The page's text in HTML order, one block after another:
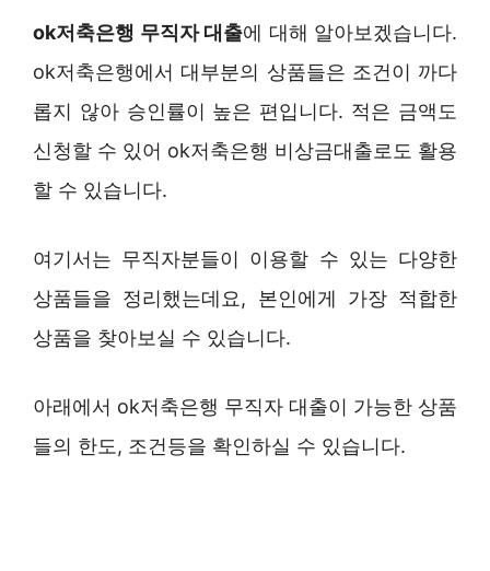
ok저축은행 무직자 대출에 대해 알아보겠습니다.
ok저축은행에서 대부분의 상품들은 조건이 까다
롭지 않아 승인률이 높은 편입니다. 적은 금액도
신청할 수 있어 ok저축은행 비상금대출로도 활용
할 수 있습니다.
여기서는 무직자분들이 이용할 수 있는 다양한
상품들을 정리했는데요, 본인에게 가장 적합한
상품을 찾아보실 수 있습니다.
아래에서 ok저축은행 무직자 대출이 가능한 상품
들의 한도, 조건등을 확인하실 수 있습니다.